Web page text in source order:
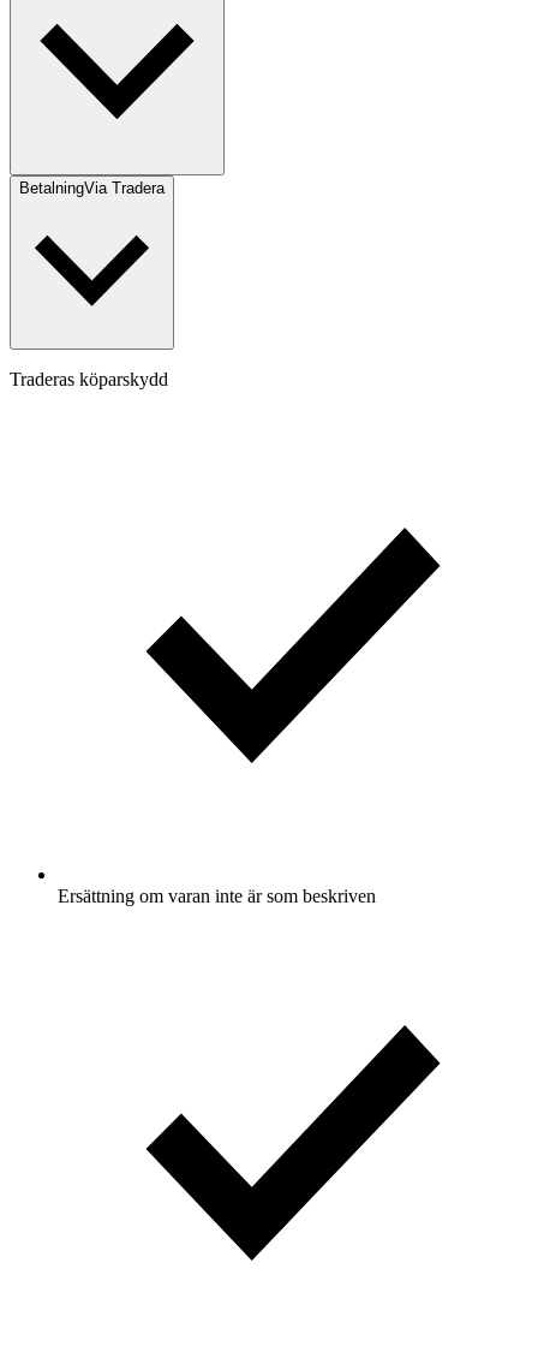
BetalningVia Tradera
Traderas köparskydd
Ersättning om varan inte är som beskriven